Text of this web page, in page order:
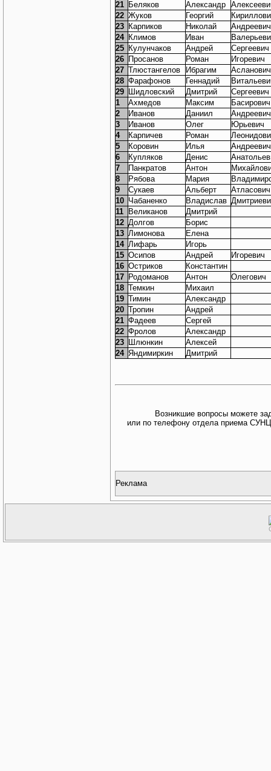
21 Беляков Александр
22 Жуков Георгий
23 Карпиков Николай
Андреевич
24 Климов Иван
25 Кулунчаков Андрей
Сергеевич
26 Просанов Роман
Игоревич
27 Тлюстангелов Ибрагим
Асланович
28 Фарафонов Геннадий
29 Шидловский Дмитрий
Сергеевич
1
Ахмедов Максим
Басирович
2
Иванов Даниил
Андреевич
3
Иванов Олег
Юрьевич
4
Карпичев Роман
5
Коровин Илья
Андреевич
6
Купляков Денис
7
Панкратов Антон
8
Рябова Мария
9
Сукаев Альберт
Атласович
10 Чабаненко Владислав
11
Великанов
Дмитрий
12 Долгов
Борис
13 Лимонова
Елена
14 Лифарь
Игорь
15 Осипов Андрей
Игоревич
16 Остриков
Константин
17 Родоманов Антон
Олегович
18 Темкин
Михаил
19 Тимин
Александр
20 Тропин
Андрей
21 Фадеев
Сергей
22 Фролов
Александр
23 Шлюнкин
Алексей
24 Яндимиркин Дмитрий
Возникшие вопросы можете
или по телефону отдела приема
Реклама